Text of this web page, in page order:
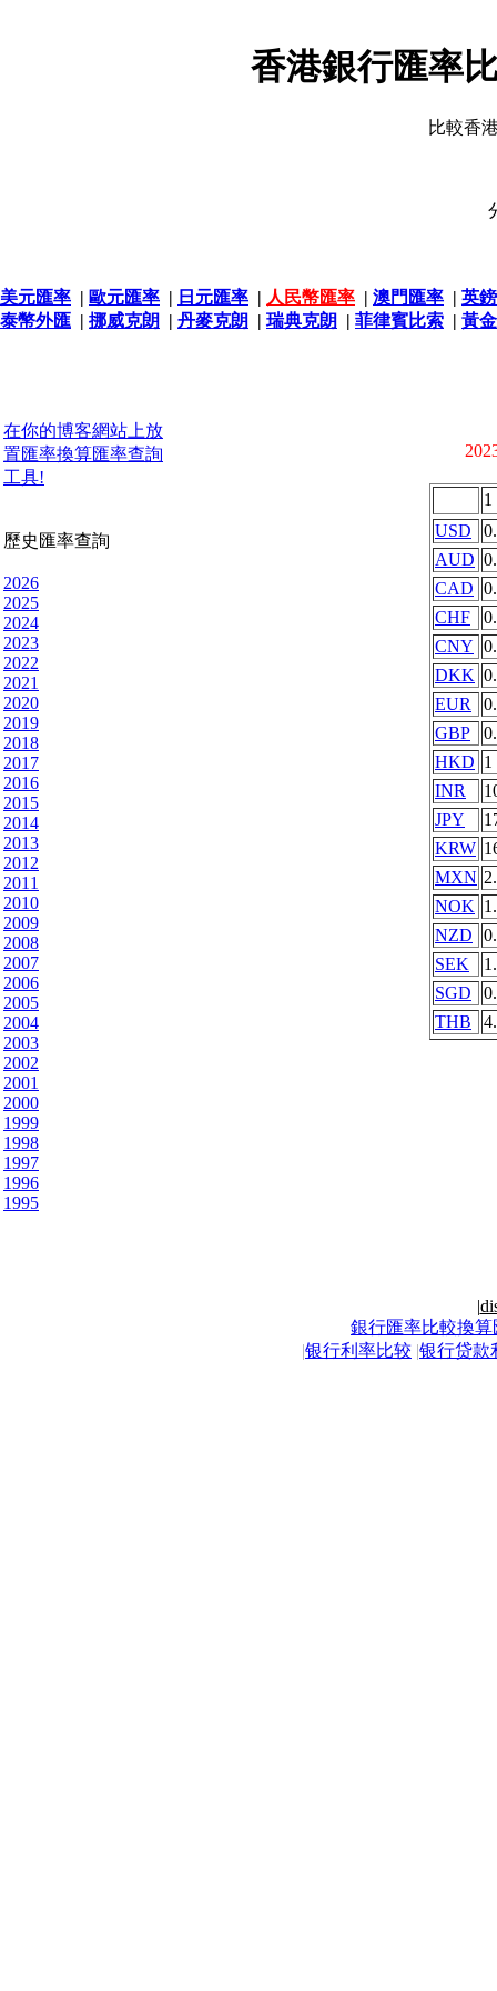
香港銀行匯率
比較香
美元匯率 | 歐元匯率 | 日元匯率 | 人民幣匯率 | 澳門匯率 | 英
泰幣外匯 | 挪威克朗 | 丹麥克朗 | 瑞典克朗 | 菲律賓比索 | 黃
在你的博客網站上放
置匯率換算匯率查詢
工具!
歷史匯率查詢
2026
2025
2024
2023
2022
2021
2020
2019
2018
2017
2016
2015
2014
2013
2012
2011
2010
2009
2008
2007
2006
2005
2004
2003
2002
2001
2000
1999
1998
1997
1996
1995
1
USD
AUD
CAD
CHF
CNY
DKK
EUR
GBP
HKD 1
INR
JPY
KRW
MXN
NOK
NZD
SEK
SGD
THB
|
銀行匯率比較換算
|银行利率比较 |银行贷款